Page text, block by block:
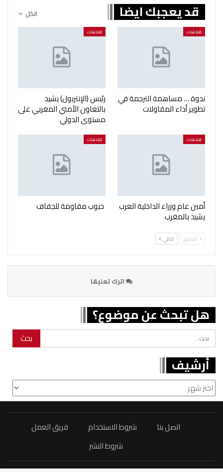
الكل قد يعجبك ايضا
فلاشات
ندوة … مساهمة الترجمة في
تطوير أداء المقاولات
فلاشات
رئيس (الإنتربول) يشيد
بالتعاون الأمني المغربي على
مستوى الدولي
فلاشات
أمين عام وزراء الداخلية العرب
يشيد بالمغرب
فلاشات
حبوب مقاومة للجفاف
السابق التالي
اترك تعليقا
هل تبحث عن موضوع؟
أرشيف
أرشيف
اتصل بنا شروط الاستخدام
فريق العمل
شروط النشر